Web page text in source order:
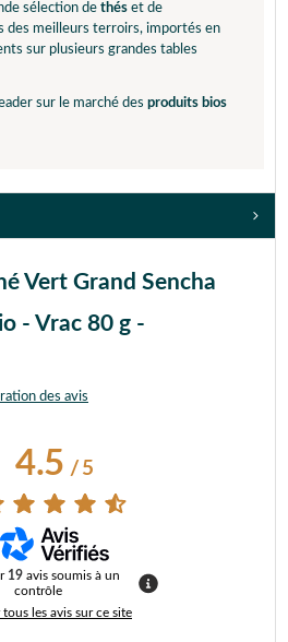
sélection de thés et de
des meilleurs terroirs, importés en
sur plusieurs grandes tables
sur le marché des produits bios
Vert Grand Sencha
- Vrac 80 g -
des avis
4.5/ 5
19 avis soumis à un
contrôle
tous les avis sur ce site